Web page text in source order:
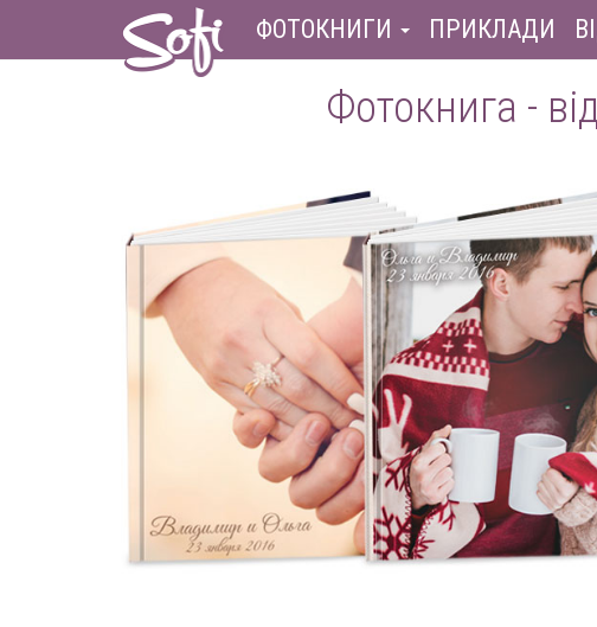
ФОТОКНИГИ ПРИКЛАДИ
Фотокнига -